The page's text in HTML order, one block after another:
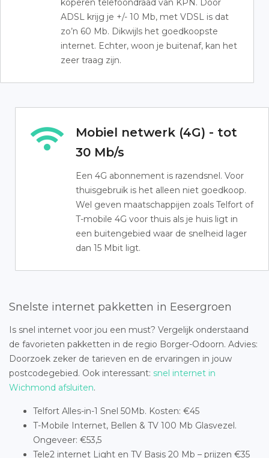
koperen telefoondraad van KPN. Door
ADSL krijg je +/- 10 Mb, met VDSL is dat
zo’n 60 Mb. Dikwijls het goedkoopste
internet. Echter, woon je buitenaf, kan het
zeer traag zijn.
Mobiel netwerk (4G) - tot
30 Mb/s
Een 4G abonnement is razendsnel. Voor
thuisgebruik is het alleen niet goedkoop.
Wel geven maatschappijen zoals Telfort of
T-mobile 4G voor thuis als je huis ligt in
een buitengebied waar de snelheid lager
dan 15 Mbit ligt.
Snelste internet pakketten in Eesergroen
Is snel internet voor jou een must? Vergelijk onderstaand
de favorieten pakketten in de regio Borger-Odoorn. Advies:
Doorzoek zeker de tarieven en de ervaringen in jouw
postcodegebied. Ook interessant: snel internet in
Wichmond afsluiten.
Telfort Alles-in-1 Snel 50Mb. Kosten: €45
T-Mobile Internet, Bellen & TV 100 Mb Glasvezel.
Ongeveer: €53,5
Tele2 internet Light en TV Basis 20 Mb – prijzen €35